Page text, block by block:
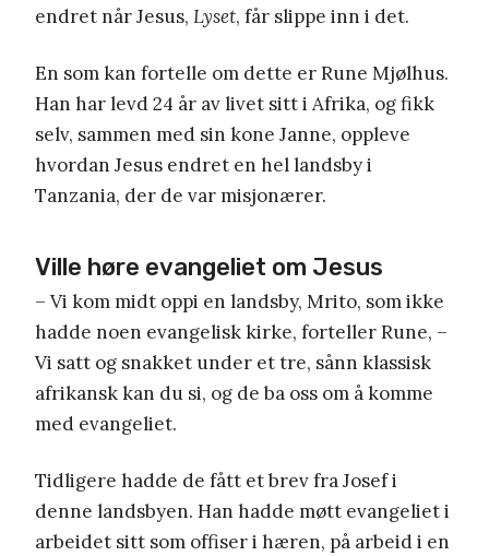
endret når Jesus, Lyset, får slippe inn i det.
En som kan fortelle om dette er Rune Mjølhus.
Han har levd 24 år av livet sitt i Afrika, og fikk
selv, sammen med sin kone Janne, oppleve
hvordan Jesus endret en hel landsby i
Tanzania, der de var misjonærer.
Ville høre evangeliet om Jesus
– Vi kom midt oppi en landsby, Mrito, som ikke
hadde noen evangelisk kirke, forteller Rune, –
Vi satt og snakket under et tre, sånn klassisk
afrikansk kan du si, og de ba oss om å komme
med evangeliet.
Tidligere hadde de fått et brev fra Josef i
denne landsbyen. Han hadde møtt evangeliet i
arbeidet sitt som offiser i hæren, på arbeid i en